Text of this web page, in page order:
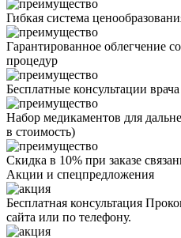
Гибкая система
Гарантированное облегчение
процедур
Бесплатные консультации
Набор медикаментов для
в стоимость)
Скидка в 10% при заказе
Акции и спецпредложения
Бесплатная консультация
сайта или по телефону.